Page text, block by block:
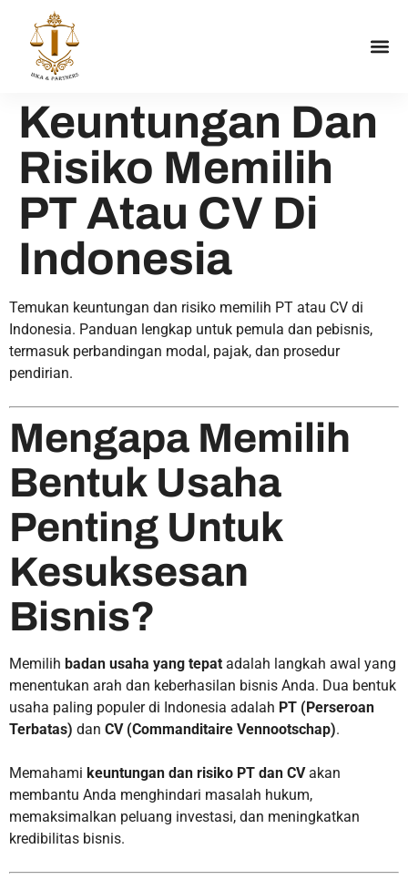
Keuntungan Dan
Risiko Memilih
PT Atau CV Di
Indonesia
Temukan keuntungan dan risiko memilih PT atau CV di
Indonesia. Panduan lengkap untuk pemula dan pebisnis,
termasuk perbandingan modal, pajak, dan prosedur
pendirian.
Mengapa Memilih
Bentuk Usaha
Penting Untuk
Kesuksesan
Bisnis?
Memilih badan usaha yang tepat adalah langkah awal yang
menentukan arah dan keberhasilan bisnis Anda. Dua bentuk
usaha paling populer di Indonesia adalah PT (Perseroan
Terbatas) dan CV (Commanditaire Vennootschap).
Memahami keuntungan dan risiko PT dan CVakan
membantu Anda menghindari masalah hukum,
memaksimalkan peluang investasi, dan meningkatkan
kredibilitas bisnis.